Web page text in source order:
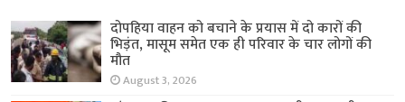
दोपहिया वाहन को बचाने के प्रयास में दो कारों की
भिड़ंत, मासूम समेत एक ही परिवार के चार लोगों की
मौत
August 3, 2026